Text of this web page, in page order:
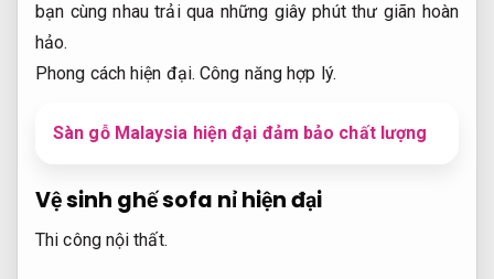
bạn cùng nhau trải qua những giây phút thư giãn hoàn
hảo.
Phong cách hiện đại. Công năng hợp lý.
Sàn gỗ Malaysia hiện đại đảm bảo chất lượng
Vệ sinh ghế sofa nỉ hiện đại
Thi công nội thất.